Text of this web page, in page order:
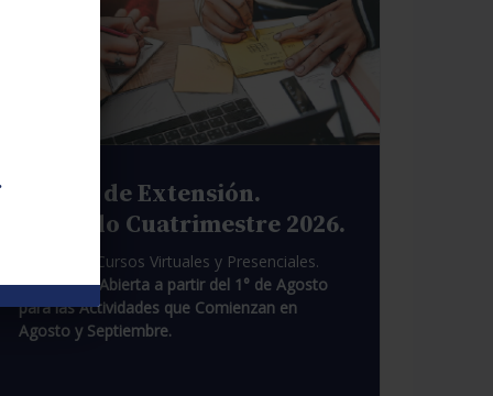
Cursos de Extensión.
Segundo Cuatrimestre 2026.
Pasantías. Cursos Virtuales y Presenciales.
Inscripción Abierta a partir del 1° de Agosto
para las Actividades que Comienzan en
Agosto y Septiembre.